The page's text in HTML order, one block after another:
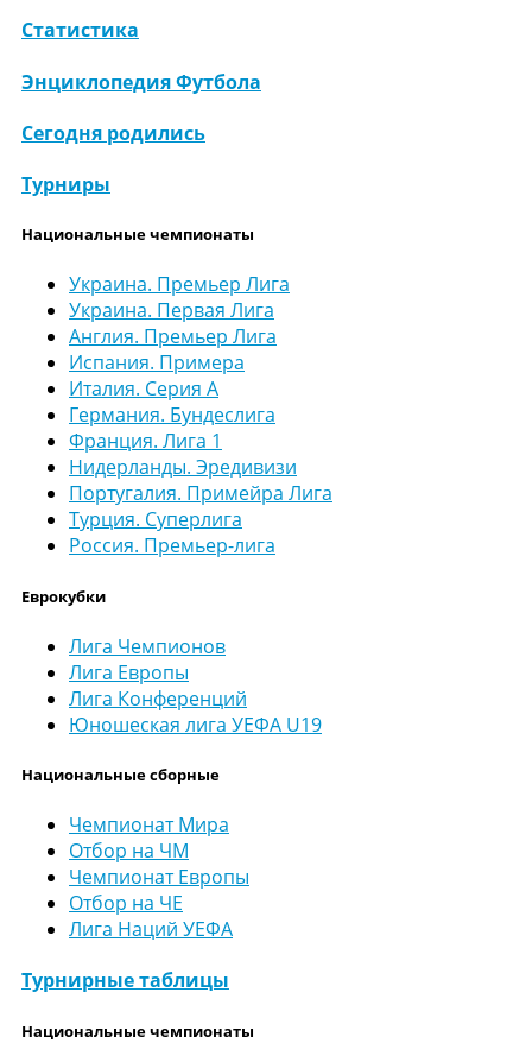
Статистика
Энциклопедия Футбола
Сегодня родились
Турниры
Национальные чемпионаты
Украина. Премьер Лига
Украина. Первая Лига
Англия. Премьер Лига
Испания. Примера
Италия. Серия А
Германия. Бундеслига
Франция. Лига 1
Нидерланды. Эредивизи
Португалия. Примейра Лига
Турция. Суперлига
Россия. Премьер-лига
Еврокубки
Лига Чемпионов
Лига Европы
Лига Конференций
Юношеская лига УЕФА U19
Национальные сборные
Чемпионат Мира
Отбор на ЧМ
Чемпионат Европы
Отбор на ЧЕ
Лига Наций УЕФА
Турнирные таблицы
Национальные чемпионаты